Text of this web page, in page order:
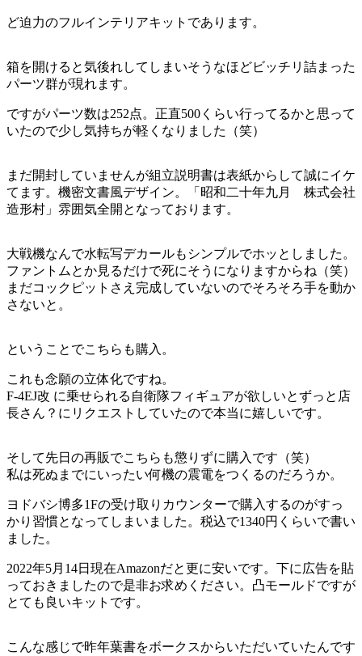
ど迫力のフルインテリアキットであります。
箱を開けると気後れしてしまいそうなほどビッチリ詰まった
パーツ群が現れます。
ですがパーツ数は252点。正直500くらい行ってるかと思って
いたので少し気持ちが軽くなりました（笑）
まだ開封していませんが組立説明書は表紙からして誠にイケ
てます。機密文書風デザイン。「昭和二十年九月 株式会社
造形村」雰囲気全開となっております。
大戦機なんで水転写デカールもシンプルでホッとしました。
ファントムとか見るだけで死にそうになりますからね（笑）
まだコックピットさえ完成していないのでそろそろ手を動か
さないと。
ということでこちらも購入。
これも念願の立体化ですね。
F-4EJ改 に乗せられる自衛隊フィギュアが欲しいとずっと店
長さん？にリクエストしていたので本当に嬉しいです。
そして先日の再販でこちらも懲りずに購入です（笑）
私は死ぬまでにいったい何機の震電をつくるのだろうか。
ヨドバシ博多1Fの受け取りカウンターで購入するのがすっ
かり習慣となってしまいました。税込で1340円くらいで書い
ました。
2022年5月14日現在Amazonだと更に安いです。下に広告を貼
っておきましたので是非お求めください。凸モールドですが
とても良いキットです。
こんな感じで昨年葉書をボークスからいただいていたんです